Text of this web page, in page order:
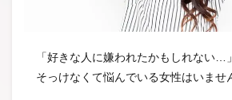
「好きな人に嫌われたかもしれない…
そっけなくて悩んでいる女性はいませ